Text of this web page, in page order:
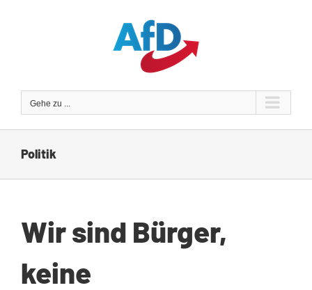
Gehe zu ...
Politik
Wir sind Bürger,
keine